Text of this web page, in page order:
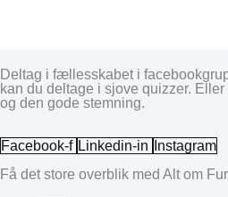
Deltag i fællesskabet i
kan du deltage i sjove quizzer.
og den gode stemning.
Facebook-f Linkedin-in
Instagram
Få det store overblik med Alt om